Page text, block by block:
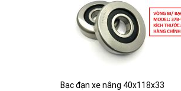
Bạc đạn xe nâng 40x118x33